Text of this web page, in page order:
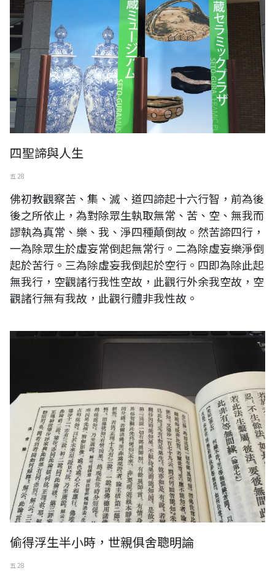
四聖諦與人生
五 28
佛初教觀察苦、集、滅、道四諦起十六行智，前為後
後之所依止，為對除眾生執取無常、苦、空、無我而
謬執為真常、樂、我、淨四種顛倒故。然苦諦四行，
一為除眾生於虛妄常倒起無常行。二為除虛妄樂淨倒
起於苦行。三為除虛妄我倒起於空行。四即為除此起
無我行，空觀諸行我性空故，此觀行外余我空故，空
觀諸行無有我故，此觀行體非我性故。
佛教大系。俱舍論
偷得浮生半小時，世親俱舍聰明論
五 28